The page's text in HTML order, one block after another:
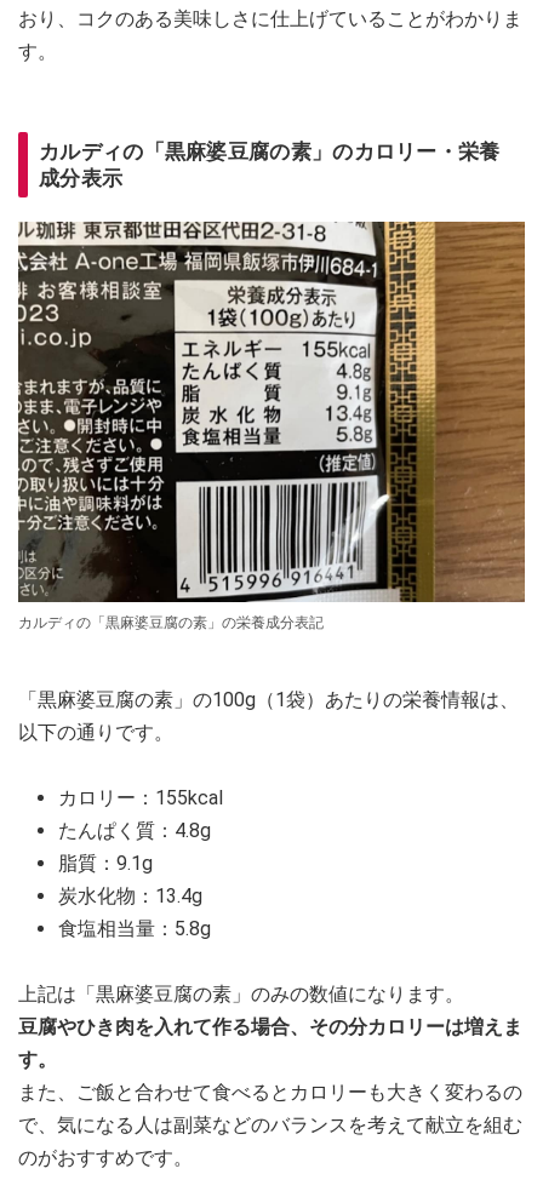
おり、コクのある美味しさに仕上げていることがわかりま
す。
カルディの「黒麻婆豆腐の素」のカロリー・栄養
成分表示
カルディの「黒麻婆豆腐の素」の栄養成分表記
「黒麻婆豆腐の素」の100g（1袋）あたりの栄養情報は、
以下の通りです。
カロリー：155kcal
たんぱく質：4.8g
脂質：9.1g
炭水化物：13.4g
食塩相当量：5.8g
上記は「黒麻婆豆腐の素」のみの数値になります。
豆腐やひき肉を入れて作る場合、その分カロリーは増えま
す。
また、ご飯と合わせて食べるとカロリーも大きく変わるの
で、気になる人は副菜などのバランスを考えて献立を組む
のがおすすめです。